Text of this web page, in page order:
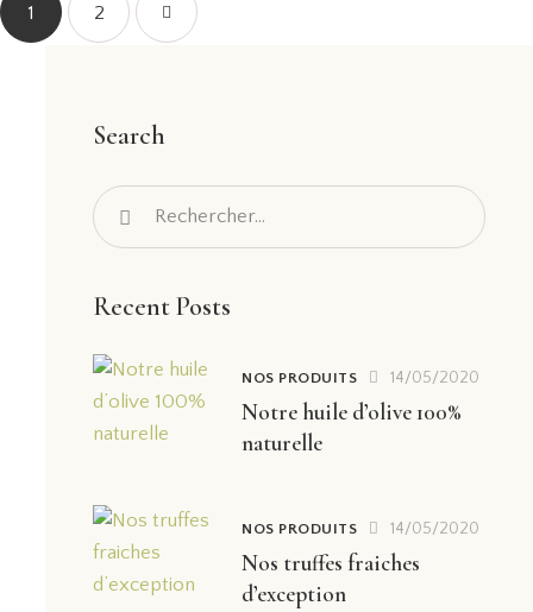
1 2
Search
Recent Posts
NOS PRODUITS 14/05/2020
Notre huile d’olive 100%
naturelle
NOS PRODUITS 14/05/2020
Nos truffes fraiches
d’exception